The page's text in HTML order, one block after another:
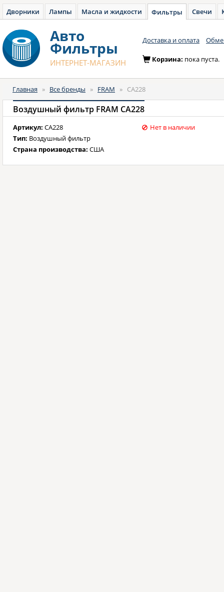
Дворники Лампы Масла и жидкости Фильтры Свечи
Авто
Фильтры
ИНТЕРНЕТ-МАГАЗИН
Доставка и оплата
Корзина: пока пуста.
Главная » Все бренды » FRAM » CA228
Воздушный фильтр FRAM CA228
Артикул: CA228
Тип: Воздушный фильтр
Страна производства: США
Нет в наличии